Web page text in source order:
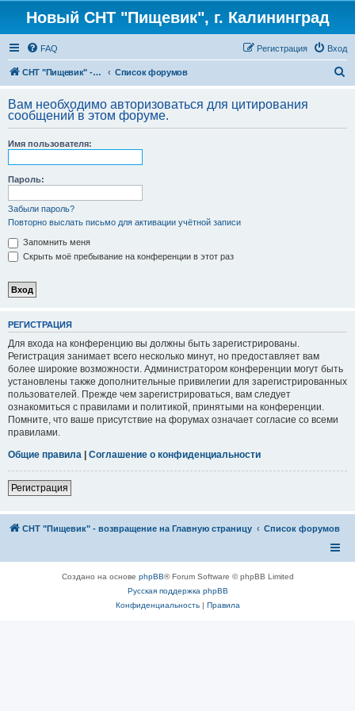
Новый СНТ "Пищевик", г. Калининград
FAQ Вход
Регистрация
СНТ "Пищевик" - возвращение на Главную страницу Список форумов
с
Вам необходимо авторизоваться для цитирования
сообщений в этом форуме.
Имя пользователя:
Пароль:
Забыли пароль?
Повторно выслать письмо для активации учётной записи
Запомнить меня
Скрыть моё пребывание на конференции в этот раз
РЕГИСТРАЦИЯ
Для входа на конференцию вы должны быть зарегистрированы.
Регистрация занимает всего несколько минут, но предоставляет вам
более широкие возможности. Администратором конференции могут быть
установлены также дополнительные привилегии для зарегистрированных
пользователей. Прежде чем зарегистрироваться, вам следует
ознакомиться с правилами и политикой, принятыми на конференции.
Помните, что ваше присутствие на форумах означает согласие со всеми
правилами.
Общие правила | Соглашение о конфиденциальности
Регистрация
СНТ "Пищевик" - возвращение на Главную страницу Список форумов
Создано на основе phpBB® Forum Software © phpBB Limited
Русская поддержка phpBB
Конфиденциальность| Правила